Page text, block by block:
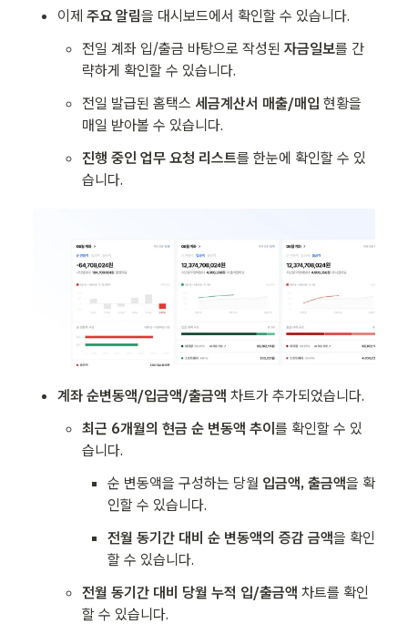
이제 주요 알림을 대시보드에서 확인할 수 있습니다.
전일 계좌 입/출금 바탕으로 작성된 자금일보를 간
략하게 확인할 수 있습니다.
전일 발급된 홈택스 세금계산서 매출/매입 현황을
매일 받아볼 수 있습니다.
진행 중인 업무 요청 리스트를 한눈에 확인할 수 있
습니다.
계좌 순변동액/입금액/출금액 차트가 추가되었습니다.
최근 6개월의 현금 순 변동액 추이를 확인할 수 있
습니다.
순 변동액을 구성하는 당월 입금액, 출금액을 확
인할 수 있습니다.
전월 동기간 대비 순 변동액의 증감 금액을 확인
할 수 있습니다.
전월 동기간 대비 당월 누적 입/출금액 차트를 확인
할 수 있습니다.